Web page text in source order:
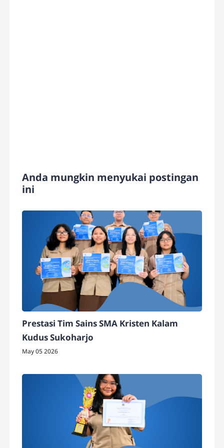
Anda mungkin menyukai postingan
ini
Prestasi Tim Sains SMA Kristen Kalam
Kudus Sukoharjo
May 05 2026